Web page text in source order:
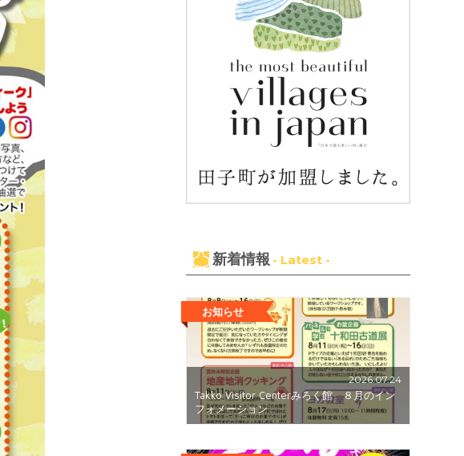
新着情報 - Latest -
お知らせ
2026.07.24
Takko Visitor Centerみろく館 ８月のイン
フォメーション